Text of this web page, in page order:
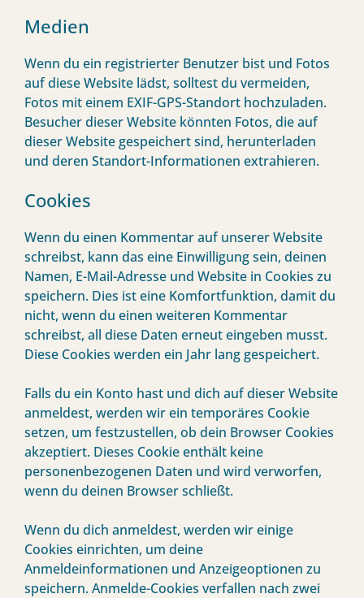
Medien
Wenn du ein registrierter Benutzer bist und Fotos
auf diese Website lädst, solltest du vermeiden,
Fotos mit einem EXIF-GPS-Standort hochzuladen.
Besucher dieser Website könnten Fotos, die auf
dieser Website gespeichert sind, herunterladen
und deren Standort-Informationen extrahieren.
Cookies
Wenn du einen Kommentar auf unserer Website
schreibst, kann das eine Einwilligung sein, deinen
Namen, E-Mail-Adresse und Website in Cookies zu
speichern. Dies ist eine Komfortfunktion, damit du
nicht, wenn du einen weiteren Kommentar
schreibst, all diese Daten erneut eingeben musst.
Diese Cookies werden ein Jahr lang gespeichert.
Falls du ein Konto hast und dich auf dieser Website
anmeldest, werden wir ein temporäres Cookie
setzen, um festzustellen, ob dein Browser Cookies
akzeptiert. Dieses Cookie enthält keine
personenbezogenen Daten und wird verworfen,
wenn du deinen Browser schließt.
Wenn du dich anmeldest, werden wir einige
Cookies einrichten, um deine
Anmeldeinformationen und Anzeigeoptionen zu
speichern. Anmelde-Cookies verfallen nach zwei